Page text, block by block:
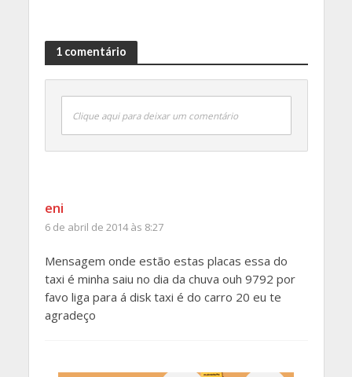
1 comentário
Clique aqui para deixar um comentário
eni
6 de abril de 2014 às 8:27
Mensagem onde estão estas placas essa do
taxi é minha saiu no dia da chuva ouh 9792 por
favo liga para á disk taxi é do carro 20 eu te
agradeço